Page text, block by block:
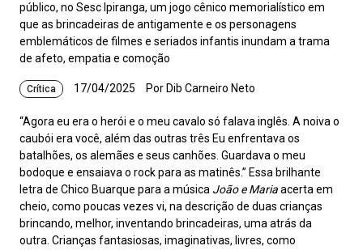
público, no Sesc Ipiranga, um jogo cênico memorialístico em
que as brincadeiras de antigamente e os personagens
emblemáticos de filmes e seriados infantis inundam a trama
de afeto, empatia e comoção
Crítica 17/04/2025 Por Dib Carneiro Neto
“Agora eu era o herói e o meu cavalo só falava inglês. A noiva o
caubói era você, além das outras três Eu enfrentava os
batalhões, os alemães e seus canhões. Guardava o meu
bodoque e ensaiava o rock para as matinês.” Essa brilhante
letra de Chico Buarque para a música João e Mariaacerta em
cheio, como poucas vezes vi, na descrição de duas crianças
brincando, melhor, inventando brincadeiras, uma atrás da
outra. Crianças fantasiosas, imaginativas, livres, como